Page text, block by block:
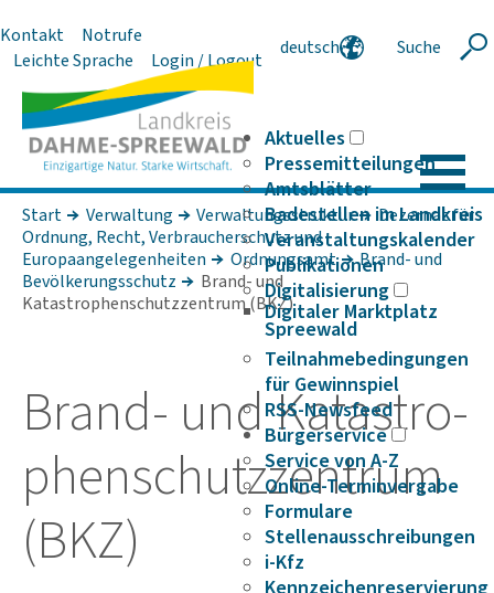
Kontakt
Notrufe
Leichte Sprache
Login / Logout
deutsch
Suche
Aktuelles
Pressemitteilungen
Amtsblätter
Badestellen im Landkreis
Veranstaltungskalender
Publikationen
Digitalisierung
Digitaler Marktplatz
Spreewald
Teilnahmebedingungen
für Gewinnspiel
RSS-Newsfeed
Bürgerservice
Service von A-Z
Online-Terminvergabe
Formulare
Stellenausschreibungen
i-Kfz
Start Verwaltung Verwaltungsstruktur
Dezernat für
Ordnung, Recht, Verbraucherschutz und
Europaangelegenheiten
Ordnungsamt
Brand- und
Bevölkerungsschutz
Brand- und
Katastrophenschutzzentrum (BKZ)
Brand- und Kata­s­tro­
phen­schutz­zen­trum
(BKZ)